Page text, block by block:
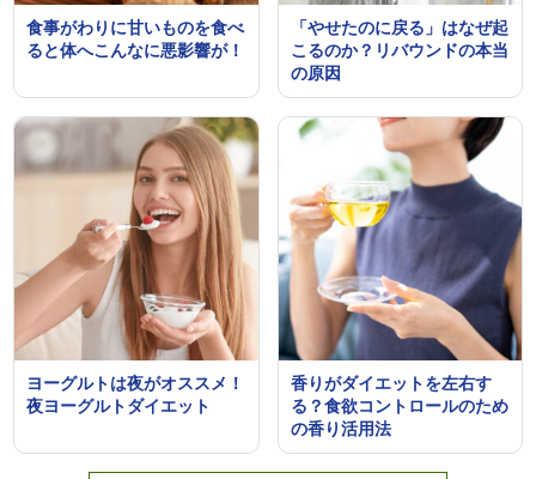
食事がわりに甘いものを食べ
ると体へこんなに悪影響が！
「やせたのに戻る」はなぜ起
こるのか？リバウンドの本当
の原因
ヨーグルトは夜がオススメ！
夜ヨーグルトダイエット
香りがダイエットを左右す
る？食欲コントロールのため
の香り活用法